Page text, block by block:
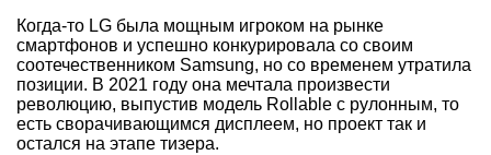
Когда-то LG была мощным игроком на рынке
смартфонов и успешно конкурировала со своим
соотечественником Samsung, но со временем утратила
позиции. В 2021 году она мечтала произвести
революцию, выпустив модель Rollable с рулонным, то
есть сворачивающимся дисплеем, но проект так и
остался на этапе тизера.